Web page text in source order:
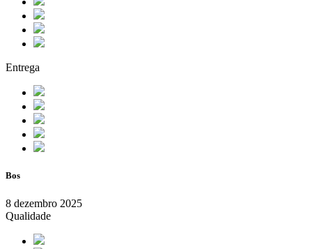
Entrega
Bos
8 dezembro 2025
Qualidade